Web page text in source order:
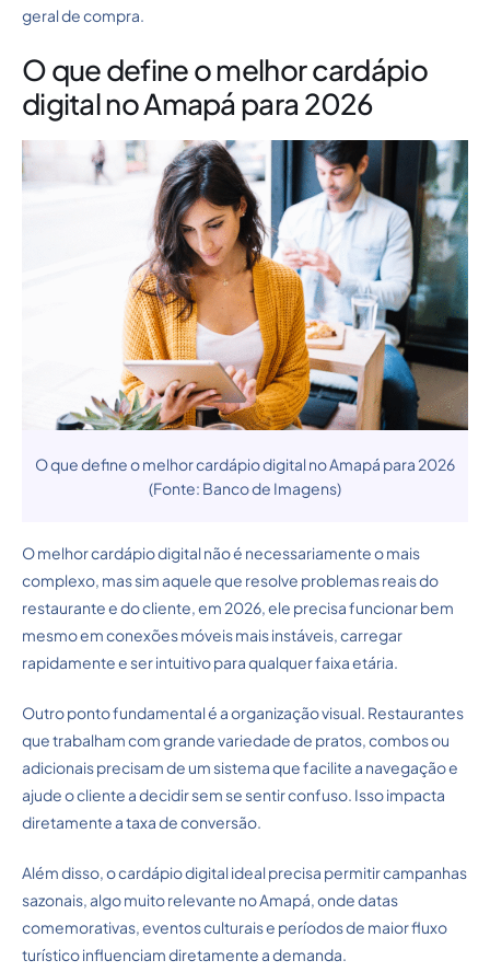
geral de compra.
O que define o melhor cardápio
digital no Amapá para 2026
O que define o melhor cardápio digital no Amapá para 2026
(Fonte: Banco de Imagens)
O melhor cardápio digital não é necessariamente o mais
complexo, mas sim aquele que resolve problemas reais do
restaurante e do cliente, em 2026, ele precisa funcionar bem
mesmo em conexões móveis mais instáveis, carregar
rapidamente e ser intuitivo para qualquer faixa etária.
Outro ponto fundamental é a organização visual. Restaurantes
que trabalham com grande variedade de pratos, combos ou
adicionais precisam de um sistema que facilite a navegação e
ajude o cliente a decidir sem se sentir confuso. Isso impacta
diretamente a taxa de conversão.
Além disso, o cardápio digital ideal precisa permitir campanhas
sazonais, algo muito relevante no Amapá, onde datas
comemorativas, eventos culturais e períodos de maior fluxo
turístico influenciam diretamente a demanda.